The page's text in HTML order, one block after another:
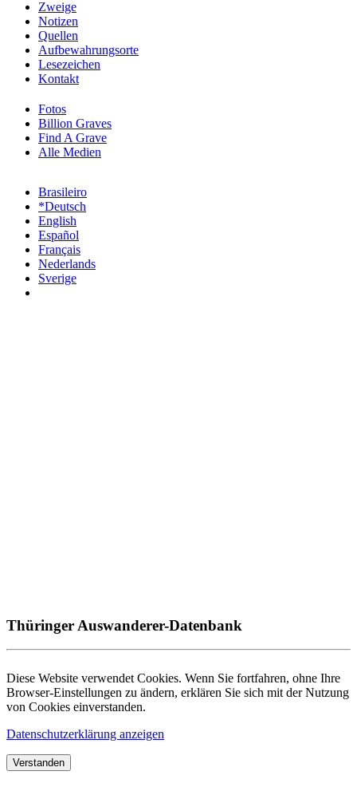
Fotos
Billion Graves
Find A Grave
Alle Medien
Zweige
Notizen
Quellen
Aufbewahrungsorte
Lesezeichen
Kontakt
Brasileiro
*Deutsch
English
Español
Français
Nederlands
Sverige
Thüringer Auswanderer-Datenbank
Diese Website verwendet Cookies. Wenn Sie fortfahren, ohne Ihre
Browser-Einstellungen zu ändern, erklären Sie sich mit der Nutzung
von Cookies einverstanden.
Datenschutzerklärung anzeigen
Verstanden